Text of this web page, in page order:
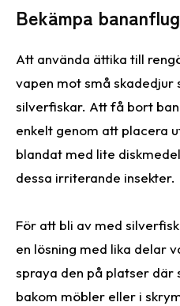
Bekämpa
Att använda ättika till
vapen mot små skadedjur
silverfiskar. Att få bort
enkelt genom att placera
blandat med lite
dessa irriterande insekter.
För att bli av med
en lösning med lika delar
spraya den på platser där
bakom möbler eller i